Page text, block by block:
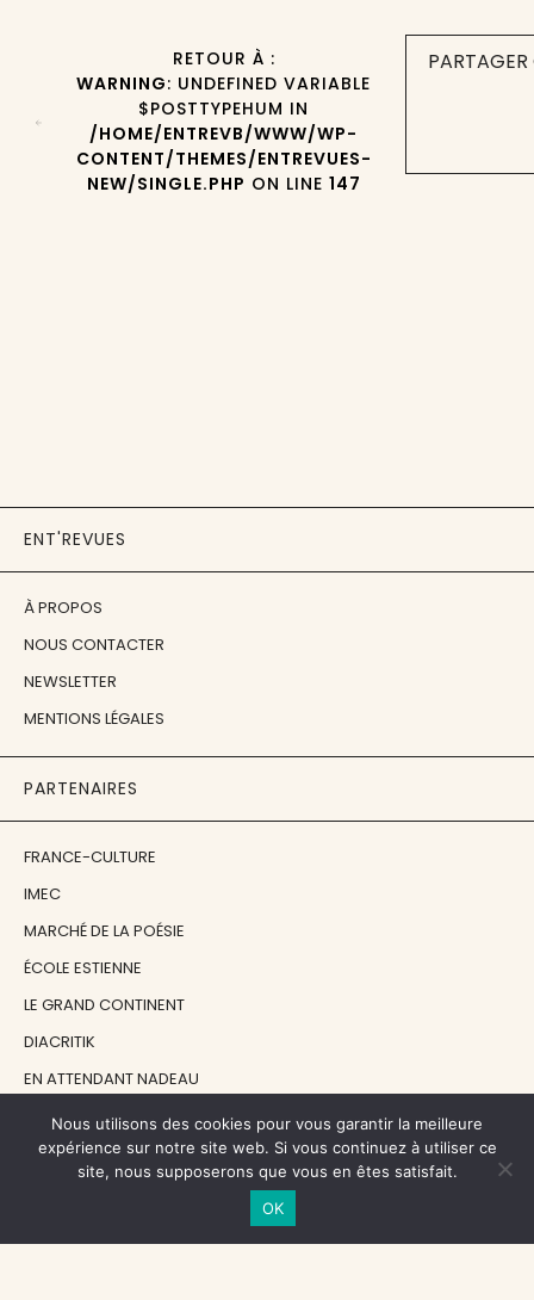
RETOUR À :
WARNING: UNDEFINED VARIABLE
$POSTTYPEHUM IN
/HOME/ENTREVB/WWW/WP-
CONTENT/THEMES/ENTREVUES-
NEW/SINGLE.PHP ON LINE 147
ENT'REVUES
À PROPOS
NOUS CONTACTER
NEWSLETTER
MENTIONS LÉGALES
PARTENAIRES
FRANCE-CULTURE
IMEC
MARCHÉ DE LA POÉSIE
ÉCOLE ESTIENNE
LE GRAND CONTINENT
DIACRITIK
EN ATTENDANT NADEAU
NOS SOUTIENS
Nous utilisons des cookies pour vous garantir la meilleure
expérience sur notre site web. Si vous continuez à utiliser ce
site, nous supposerons que vous en êtes satisfait.
OK